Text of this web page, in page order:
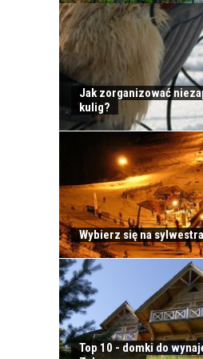
Jak zorganizować
kulig?
Wybierz się na
Top 10 - domki do